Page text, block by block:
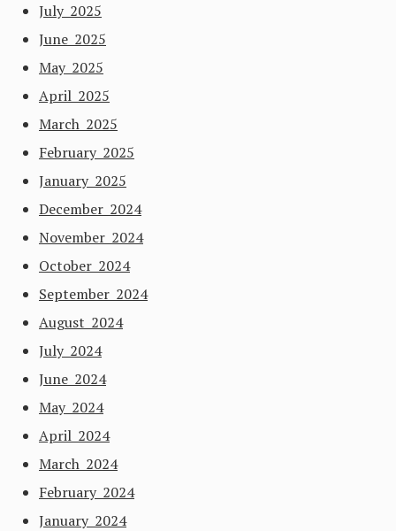
July 2025
June 2025
May 2025
April 2025
March 2025
February 2025
January 2025
December 2024
November 2024
October 2024
September 2024
August 2024
July 2024
June 2024
May 2024
April 2024
March 2024
February 2024
January 2024